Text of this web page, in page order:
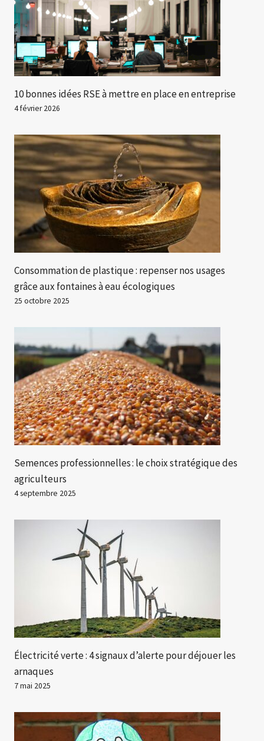
10 bonnes idées RSE à mettre en place en entreprise
4 février 2026
Consommation de plastique : repenser nos usages
grâce aux fontaines à eau écologiques
25 octobre 2025
Semences professionnelles : le choix stratégique des
agriculteurs
4 septembre 2025
Électricité verte : 4 signaux d’alerte pour déjouer les
arnaques
7 mai 2025